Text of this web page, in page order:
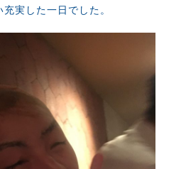
実した一日でした。